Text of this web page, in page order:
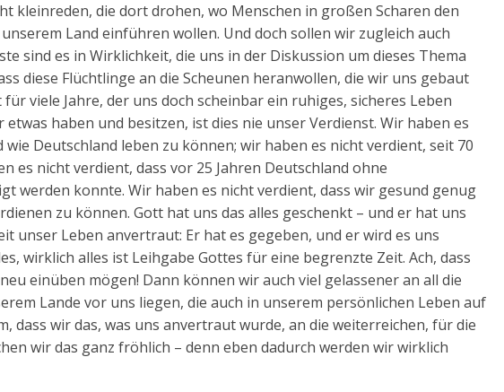
kleinreden, die dort drohen, wo Menschen in großen Scharen den
Land einführen wollen. Und doch sollen wir zugleich auch
sind es in Wirklichkeit, die uns in der Diskussion um dieses Thema
diese Flüchtlinge an die Scheunen heranwollen, die wir uns gebaut
viele Jahre, der uns doch scheinbar ein ruhiges, sicheres Leben
haben und besitzen, ist dies nie unser Verdienst. Wir haben es
Deutschland leben zu können; wir haben es nicht verdient, seit 70
es nicht verdient, dass vor 25 Jahren Deutschland ohne
werden konnte. Wir haben es nicht verdient, dass wir gesund genug
zu können. Gott hat uns das alles geschenkt – und er hat uns
unser Leben anvertraut: Er hat es gegeben, und er wird es uns
wirklich alles ist Leihgabe Gottes für eine begrenzte Zeit. Ach, dass
einüben mögen! Dann können wir auch viel gelassener an all die
Lande vor uns liegen, die auch in unserem persönlichen Leben auf
dass wir das, was uns anvertraut wurde, an die weiterreichen, für die
wir das ganz fröhlich – denn eben dadurch werden wir wirklich